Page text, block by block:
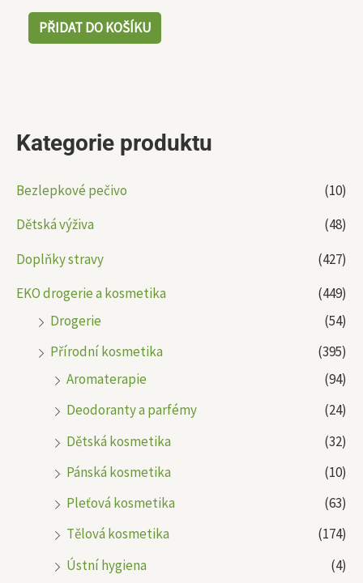
Kategorie produktu
Bezlepkové pečivo
(10)
Dětská výživa
(48)
Doplňky stravy
(427)
EKO drogerie a kosmetika
(449)
Drogerie
(54)
Přírodní kosmetika
(395)
Aromaterapie
(94)
Deodoranty a parfémy
(24)
Dětská kosmetika
(32)
Pánská kosmetika
(10)
Pleťová kosmetika
(63)
Tělová kosmetika
(174)
Ústní hygiena
(4)
PŘIDAT DO KOŠÍKU